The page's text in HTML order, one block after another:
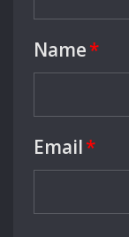
Name*
Email*